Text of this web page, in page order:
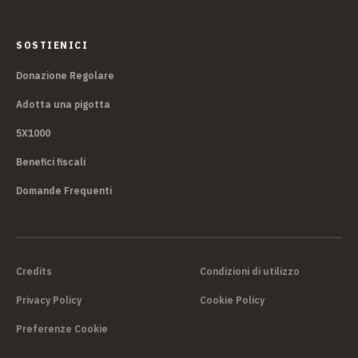
proiezioni di film, attività ludiche e sportive in diverse
SOSTIENICI
Donazione Regolare
Adotta una pigotta
5X1000
Benefici fiscali
Domande Frequenti
Credits Condizioni di utilizzo
Privacy Policy Cookie Policy
Preferenze Cookie